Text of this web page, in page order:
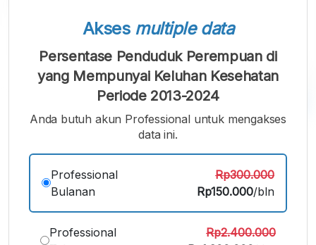
A
FontFont
Besar
Akses multiple data
Persentase Penduduk Perempuan di
yang Mempunyai Keluhan Kesehatan
Periode 2013-2024
Anda butuh akun Professional untuk mengakses
data ini.
Professional
Bulanan
Rp300.000
Rp150.000/bln
Professional
Rp2.400.000